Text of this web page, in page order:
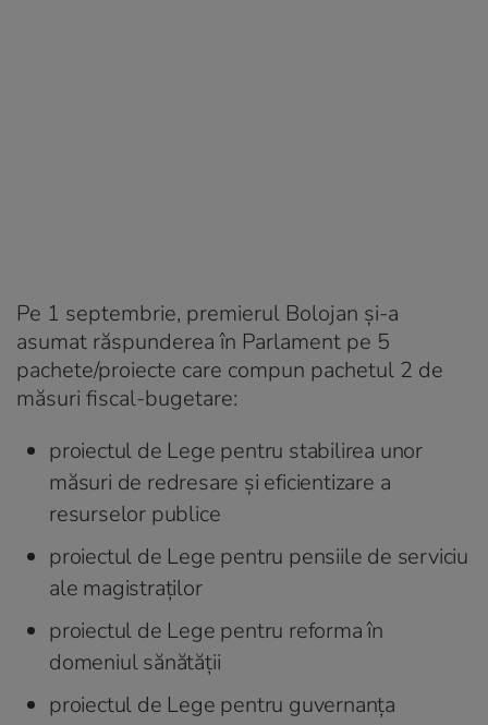
Pe 1 septembrie, premierul Bolojan și-a
asumat răspunderea în Parlament pe 5
pachete/proiecte care compun pachetul 2 de
măsuri fiscal-bugetare:
proiectul de Lege pentru stabilirea unor
măsuri de redresare și eficientizare a
resurselor publice
proiectul de Lege pentru pensiile de serviciu
ale magistraților
proiectul de Lege pentru reforma în
domeniul sănătății
proiectul de Lege pentru guvernanța